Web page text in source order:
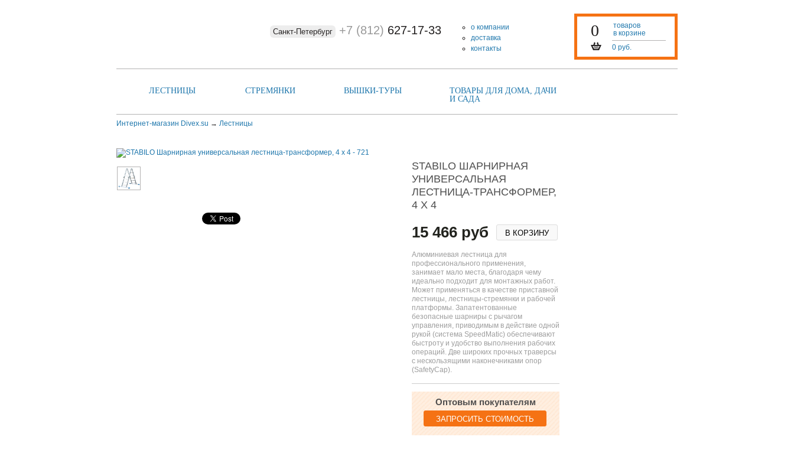
Санкт-Петербург +7 (812) 627-17-33
о компании
доставка
контакты
0
товаров
в корзине
0 руб.
ЛЕСТНИЦЫ СТРЕМЯНКИ ВЫШКИ-ТУРЫ
ТОВАРЫ ДЛЯ ДОМА, ДАЧИ
И САДА
Интернет-магазин Divex.su → Лестницы
STABILO ШАРНИРНАЯ
УНИВЕРСАЛЬНАЯ
ЛЕСТНИЦА-ТРАНСФОРМЕР,
4 Х 4
15 466 руб В КОРЗИНУ
Алюминиевая лестница для
профессионального применения,
занимает мало места, благодаря чему
идеально подходит для монтажных работ.
Может применяться в качестве приставной
лестницы, лестницы-стремянки и рабочей
платформы. Запатентованные
безопасные шарниры с рычагом
управления, приводимым в действие одной
рукой (система SpeedMatic) обеспечивают
быстроту и удобство выполнения рабочих
операций. Две широких прочных траверсы
с нескользящими наконечниками опор
(SafetyCap).
Оптовым покупателям
ЗАПРОСИТЬ СТОИМОСТЬ